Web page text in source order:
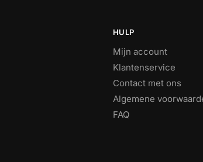
HULP
Mijn account
Klantenservice
Contact met ons
Algemene
FAQ